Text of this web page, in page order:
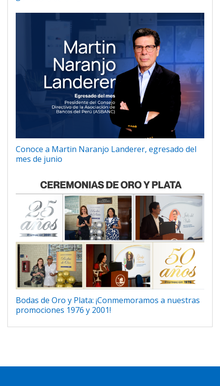
Conoce a Martin Naranjo Landerer, egresado del
mes de junio
Bodas de Oro y Plata: ¡Conmemoramos a nuestras
promociones 1976 y 2001!